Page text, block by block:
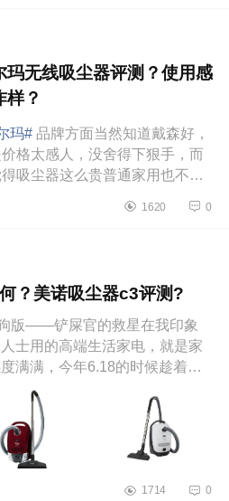
玛无线吸尘器评测？使用感
样？
玛# 品牌方面当然知道戴森好，
格太感人，没舍得下狠手，而
得吸尘器这么贵普通家用也不
家里的吸尘器用得还算挺多的，
1620 0
？美诺吸尘器c3评测?
版――铲屎官的救星在我印象
士用的高端生活家电，就是家
满满，今年6.18的时候趁着活
1714 0